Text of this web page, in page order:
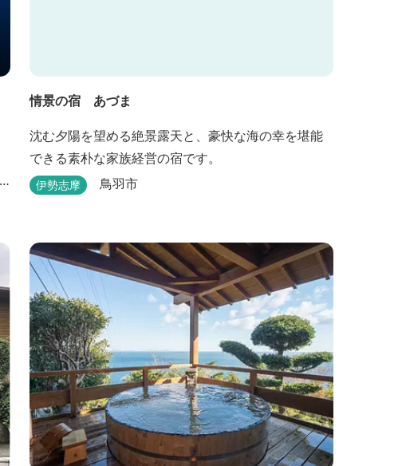
情景の宿 あづま
沈む夕陽を望める絶景露天と、豪快な海の幸を堪能
できる素朴な家族経営の宿です。
伊勢志摩 鳥羽市